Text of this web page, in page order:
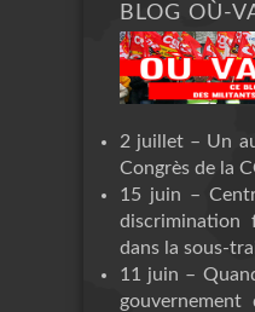
BLOG OÙ-
2 juillet – Un
Congrès de la
15 juin –
discrimination
dans la sous-
11 juin –